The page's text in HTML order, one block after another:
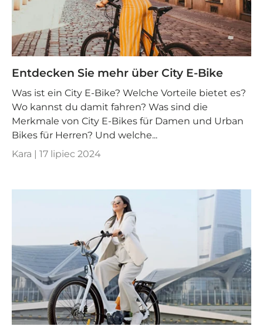
Entdecken Sie mehr über City E-Bike
Was ist ein City E-Bike? Welche Vorteile bietet es?
Wo kannst du damit fahren? Was sind die
Merkmale von City E-Bikes für Damen und Urban
Bikes für Herren? Und welche...
Kara | 17 lipiec 2024